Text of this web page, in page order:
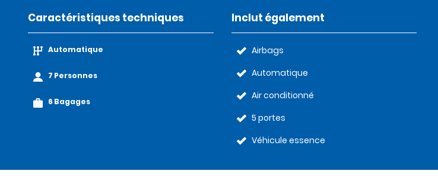
Caractéristiques techniques
Automatique
7 Personnes
6 Bagages
Inclut également
Airbags
Automatique
Air conditionné
5 portes
Véhicule essence